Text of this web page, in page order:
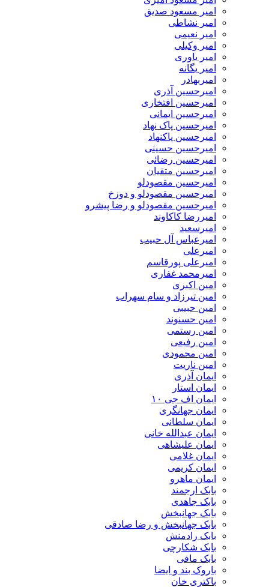
امیر مسعود صدیق
امیر نشاطی
امیر نعیمی
امیر وکیلی
امیر یاوری
امیر یگانه
امیربهادر
امیرحسین آذری
امیرحسین افتخاری
امیرحسین ایمانی
امیرحسین پاک نهاد
امیرحسین پاکنهاد
امیرحسین حسینی
امیرحسین رضائی
امیرحسین متقیان
امیرحسین مقصودلو
امیرحسین مقصودلو و دوزخ
امیرحسین مقصودلو و رضا پیشرو
امیررضا کاکاوند
امیرسعید
امیرعباس آل حبیب
امیرعلی
امیرعلی پورقاسم
امیرمحمد غفاری
امین اکبری
امین تیرزاد و سام سهراب
امین حبیبی
امین حسنوند
امین رستمی
امین رفیعی
امین محمودی
امین ناریت
ایمان آذری
ایمان استار
ایمان اف جی ۱۰
ایمان جهانگری
ایمان سلطانی
ایمان عبدالله خانی
ایمان علیشاهی
ایمان غلامی
ایمان کریمی
ایمان ماهرو
بابک ارجمند
بابک جاهدی
بابک جهانبخش
بابک جهانبخش و رضا صادقی
بابک رادمنش
بابک شکارچی
بابک مافی
باروک بند و ایضا
باکتری خان